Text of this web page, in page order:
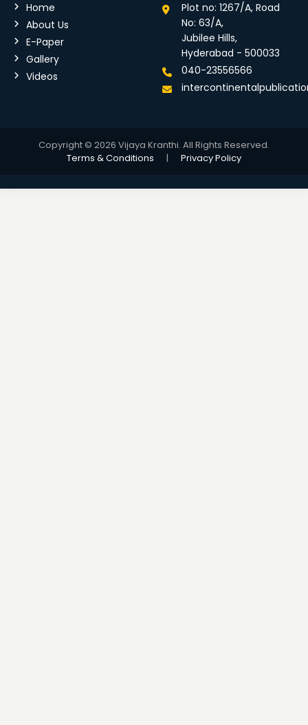
Home
About Us
E-Paper
Gallery
Videos
Plot no: 1267/A, Road
No: 63/A,
Jubilee Hills,
Hyderabad - 500033
040-23556566
Copyright © 2026 Vijaya Kranthi. All Rights Reserved.
Terms & Conditions
| Privacy Policy